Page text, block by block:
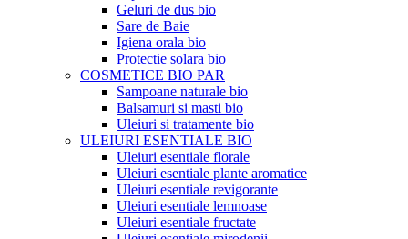
Geluri de dus bio
Sare de Baie
Igiena orala bio
Protectie solara bio
COSMETICE BIO PAR
Sampoane naturale bio
Balsamuri si masti bio
Uleiuri si tratamente bio
ULEIURI ESENTIALE BIO
Uleiuri esentiale florale
Uleiuri esentiale plante aromatice
Uleiuri esentiale revigorante
Uleiuri esentiale lemnoase
Uleiuri esentiale fructate